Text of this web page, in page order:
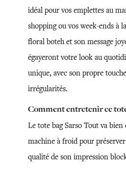
idéal pour vos emplettes au
shopping ou vos week-ends à
floral boteh et son message
égayeront votre look au
unique, avec son propre
irrégularités.
Comment entretenir ce
Le tote bag Sarso Tout va bien
machine à froid pour
qualité de son impression